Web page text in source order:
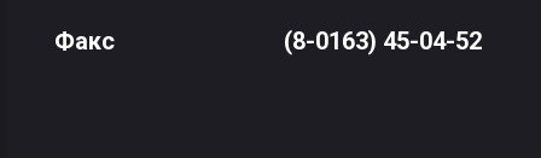
Факс(8-0163) 45-04-52